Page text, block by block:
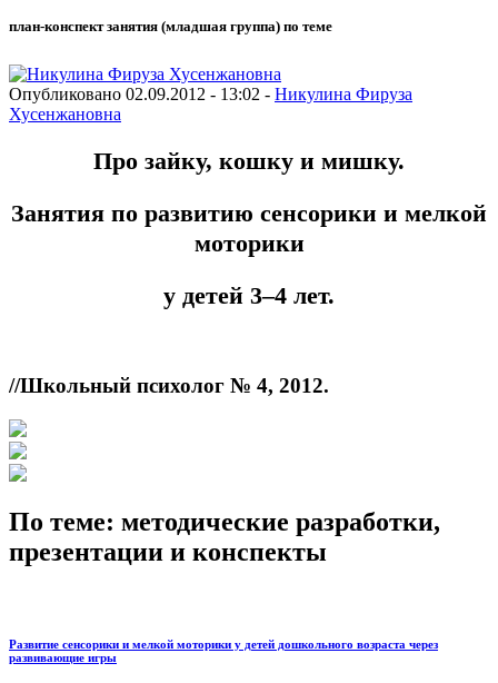
план-конспект занятия (младшая группа) по теме
Опубликовано 02.09.2012 - 13:02 - Никулина Фируза
Хусенжановна
Про зайку, кошку и мишку.
Занятия по развитию сенсорики и мелкой
моторики
у детей 3–4 лет.
//Школьный психолог № 4, 2012.
По теме: методические разработки,
презентации и конспекты
Развитие сенсорики и мелкой моторики у детей дошкольного возраста через
развивающие игры